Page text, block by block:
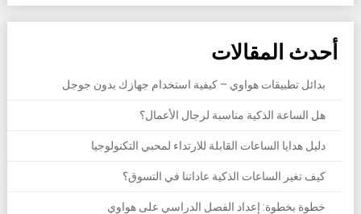
أحدث المقالات
بدائل تطبيقات هواوي – كيفية استخدام جهازك بدون جوجل
هل الساعة الذكية مناسبة لرجال الأعمال؟
دليل هدايا الساعات القابلة للارتداء لمحبي التكنولوجيا
كيف تغير الساعات الذكية عاداتنا في التسوق؟
خطوة بخطوة: إعداد الفصل الدراسي على هواوي